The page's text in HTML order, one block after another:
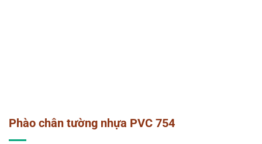
Phào chân tường nhựa PVC 754